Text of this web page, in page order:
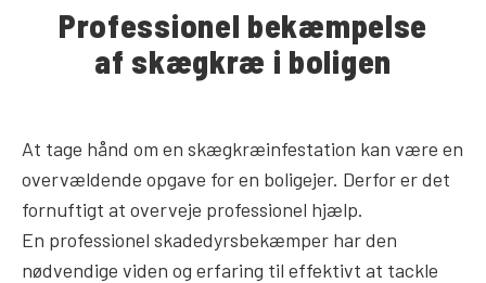
Professionel bekæmpelse
af skægkræ i boligen
At tage hånd om en skægkræinfestation kan være en
overvældende opgave for en boligejer. Derfor er det
fornuftigt at overveje professionel hjælp.
En professionel skadedyrsbekæmper har den
nødvendige viden og erfaring til effektivt at tackle